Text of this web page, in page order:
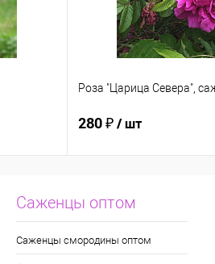
Роза "Царица Севера",
280 ₽/ шт
Саженцы оптом
Саженцы смородины оптом